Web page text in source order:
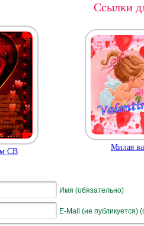
Ссылки
СВ Милая
Имя (обязательно)
E-Mail (не публикуется)